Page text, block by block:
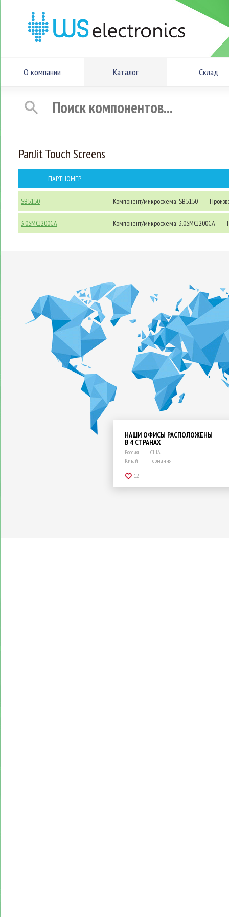
О компании Каталог Склад
PanJit Touch Screens
ПАРТНОМЕР
SB5150 Компонент/микросхема: SB5150
3.0SMCJ200CA Компонент/микросхема: 3.0SMCJ200CA
НАШИ ОФИСЫ РАСПОЛОЖЕНЫ
В 4 СТРАНАХ
Россия
Китай
США
Германия
12